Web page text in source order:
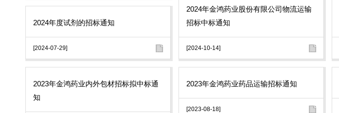
2024年金鸿药业股份有限公司物流运输
招标中标通知
[2024-10-14]
2024年度试剂的招标通知
[2024-07-29]
2023年金鸿药业内外包材招标拟中标通
知
2023年金鸿药业药品运输招标通知
[2023-08-18]